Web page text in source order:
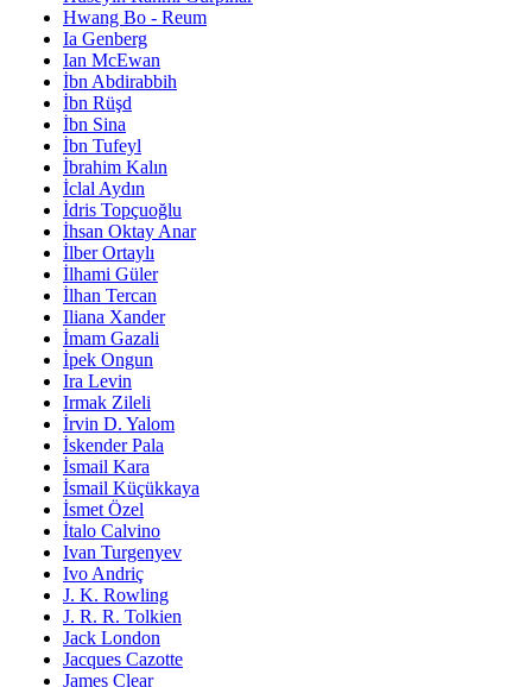
Hwang Bo - Reum
Ia Genberg
Ian McEwan
İbn Abdirabbih
İbn Rüşd
İbn Sina
İbn Tufeyl
İbrahim Kalın
İclal Aydın
İdris Topçuoğlu
İhsan Oktay Anar
İlber Ortaylı
İlhami Güler
İlhan Tercan
Iliana Xander
İmam Gazali
İpek Ongun
Ira Levin
Irmak Zileli
İrvin D. Yalom
İskender Pala
İsmail Kara
İsmail Küçükkaya
İsmet Özel
İtalo Calvino
Ivan Turgenyev
Ivo Andriç
J. K. Rowling
J. R. R. Tolkien
Jack London
Jacques Cazotte
James Clear